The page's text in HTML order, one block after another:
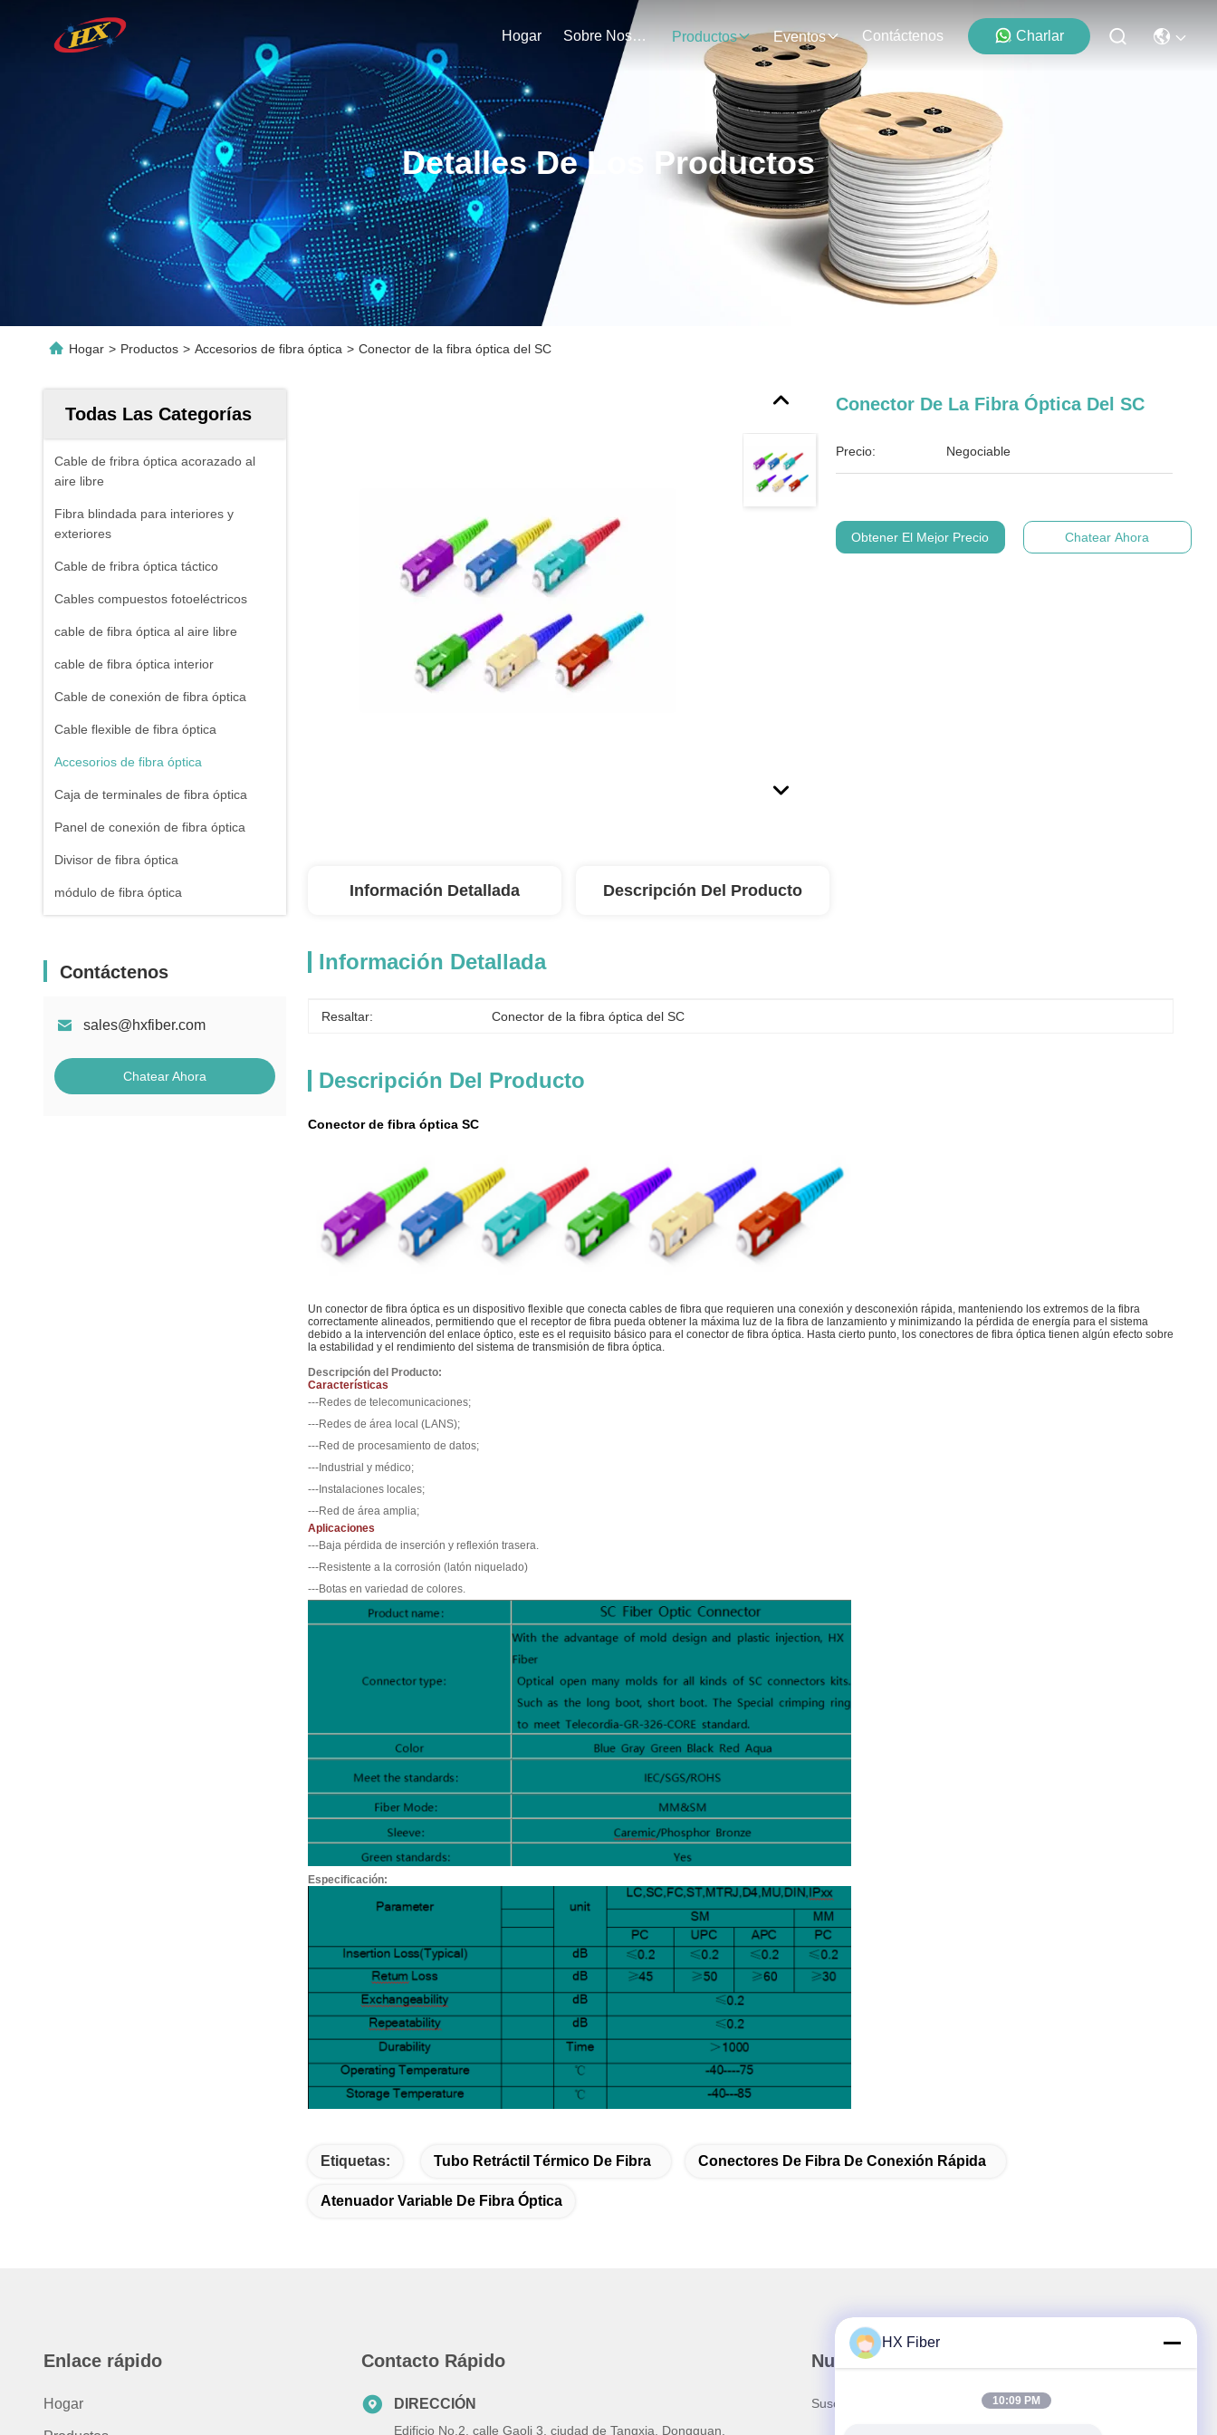
Hogar Sobre Nosotros Productos Eventos Contáctenos Charlar
Detalles De Los Productos
Hogar > Productos > Accesorios de fibra óptica > Conector de la fibra óptica del SC
Todas Las Categorías
Cable de fribra óptica acorazado al
aire libre
Fibra blindada para interiores y
exteriores
Cable de fribra óptica táctico
Cables compuestos fotoeléctricos
cable de fibra óptica al aire libre
cable de fibra óptica interior
Cable de conexión de fibra óptica
Cable flexible de fibra óptica
Accesorios de fibra óptica
Caja de terminales de fibra óptica
Panel de conexión de fibra óptica
Divisor de fibra óptica
módulo de fibra óptica
Contáctenos
sales@hxfiber.com
Chatear Ahora
Conector De La Fibra Óptica Del SC
Precio: Negociable
Obtener El Mejor Precio Chatear Ahora
Información Detallada Descripción Del Producto
Información Detallada
Resaltar: Conector de la fibra óptica del SC
Descripción Del Producto
Conector de fibra óptica SC
Un conector de fibra óptica es un dispositivo flexible que conecta cables de fibra que requieren una conexión y desconexión rápida, manteniendo los extremos de la fibra
correctamente alineados, permitiendo que el receptor de fibra pueda obtener la máxima luz de la fibra de lanzamiento y minimizando la pérdida de energía para el sistema
debido a la intervención del enlace óptico, este es el requisito básico para el conector de fibra óptica. Hasta cierto punto, los conectores de fibra óptica tienen algún efecto sobre
la estabilidad y el rendimiento del sistema de transmisión de fibra óptica.
Descripción del Producto:
Características
---Redes de telecomunicaciones;
---Redes de área local (LANS);
---Red de procesamiento de datos;
---Industrial y médico;
---Instalaciones locales;
---Red de área amplia;
Aplicaciones
---Baja pérdida de inserción y reflexión trasera.
---Resistente a la corrosión (latón niquelado)
---Botas en variedad de colores.
Especificación:
Etiquetas: Tubo Retráctil Térmico De Fibra Conectores De Fibra De Conexión Rápida
Atenuador Variable De Fibra Óptica
Enlace rápido
Hogar
Contacto Rápido
DIRECCIÓN
Edificio No.2, calle Gaoli 3, ciudad de Tangxia, Dongguan,
Nuestro boletín
Suscríbete a nuestro boletín para obtener descuentos y más.
HX Fiber
10:09 PM